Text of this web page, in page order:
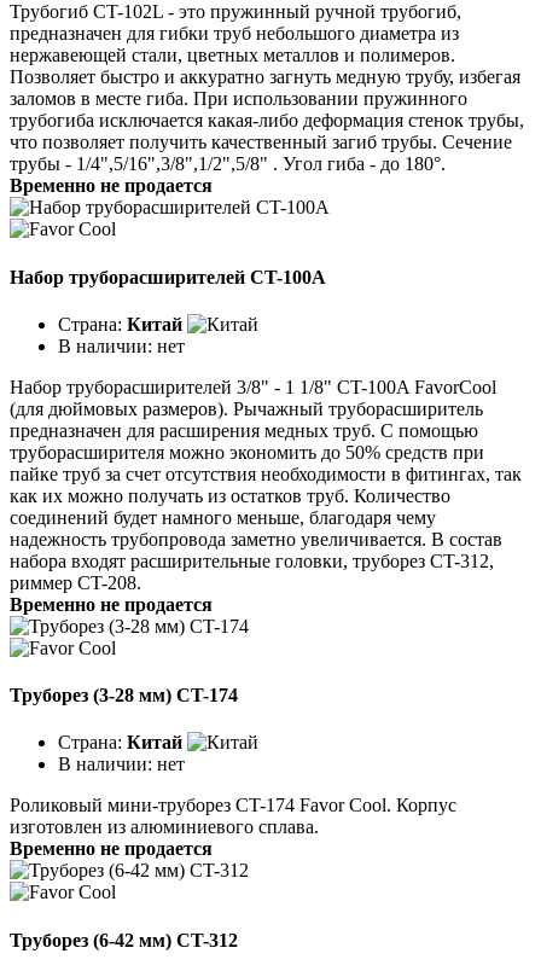
Трубогиб CT-102L - это пружинный ручной трубогиб,
предназначен для гибки труб небольшого диаметра из
нержавеющей стали, цветных металлов и полимеров.
Позволяет быстро и аккуратно загнуть медную трубу, избегая
заломов в месте гиба. При использовании пружинного
трубогиба исключается какая-либо деформация стенок трубы,
что позволяет получить качественный загиб трубы. Сечение
трубы - 1/4",5/16",3/8",1/2",5/8" . Угол гиба - до 180°.
Временно не продается
Набор труборасширителей CT-100A
Страна: Китай
В наличии: нет
Набор труборасширителей 3/8" - 1 1/8" CT-100A FavorCool
(для дюймовых размеров). Рычажный труборасширитель
предназначен для расширения медных труб. С помощью
труборасширителя можно экономить до 50% средств при
пайке труб за счет отсутствия необходимости в фитингах, так
как их можно получать из остатков труб. Количество
соединений будет намного меньше, благодаря чему
надежность трубопровода заметно увеличивается. В состав
набора входят расширительные головки, труборез CT-312,
риммер CT-208.
Временно не продается
Труборез (3-28 мм) CT-174
Страна: Китай
В наличии: нет
Роликовый мини-труборез CT-174 Favor Cool. Корпус
изготовлен из алюминиевого сплава.
Временно не продается
Труборез (6-42 мм) CT-312